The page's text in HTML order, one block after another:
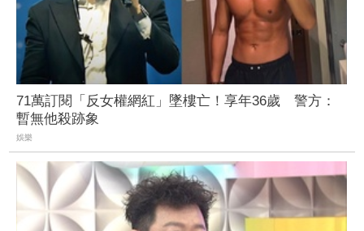
71萬訂閱「反女權網紅」墜樓亡！享年36歲 警方：
暫無他殺跡象
娛樂